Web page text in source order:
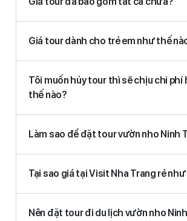
Giá tour dành cho trẻ em như thế
Tôi muốn hủy tour thì sẽ chịu chi phí
thế nào?
Làm sao để đặt tour vườn nho Ninh
Tại sao giá tại Visit Nha Trang rẻ như
Nên đặt tour đi du lịch vườn nho